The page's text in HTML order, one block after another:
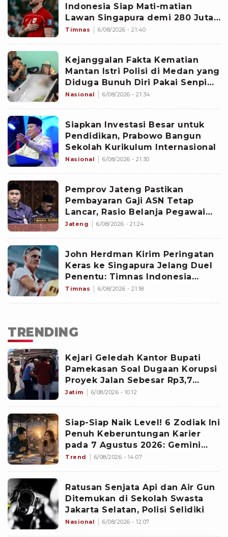
Indonesia Siap Mati-matian
Lawan Singapura demi 280 Juta
Rakyat Indonesia
Timnas 6/08/2026 - 21:40
Kejanggalan Fakta Kematian
Mantan Istri Polisi di Medan yang
Diduga Bunuh Diri Pakai Senpi
Eks Suami di Kamar Mandi
Nasional 6/08/2026 - 21:34
Siapkan Investasi Besar untuk
Pendidikan, Prabowo Bangun
Sekolah Kurikulum Internasional
Nasional 6/08/2026 - 21:30
Pemprov Jateng Pastikan
Pembayaran Gaji ASN Tetap
Lancar, Rasio Belanja Pegawai
Masih di Bawah Ambang Batas
Jateng 6/08/2026 - 21:24
John Herdman Kirim Peringatan
Keras ke Singapura Jelang Duel
Penentu: Timnas Indonesia
Terluka dan Lapar Kemenangan
Timnas 6/08/2026 - 21:18
TRENDING
Kejari Geledah Kantor Bupati
Pamekasan Soal Dugaan Korupsi
Proyek Jalan Sebesar Rp3,7
Milliar
Jatim 6/08/2026 - 10:12
Siap-Siap Naik Level! 6 Zodiak Ini
Penuh Keberuntungan Karier
pada 7 Agustus 2026: Gemini
Punya Senjata Utama
Trend 6/08/2026 - 14:07
Ratusan Senjata Api dan Air Gun
Ditemukan di Sekolah Swasta
Jakarta Selatan, Polisi Selidiki
Nasional 6/08/2026 - 12:07